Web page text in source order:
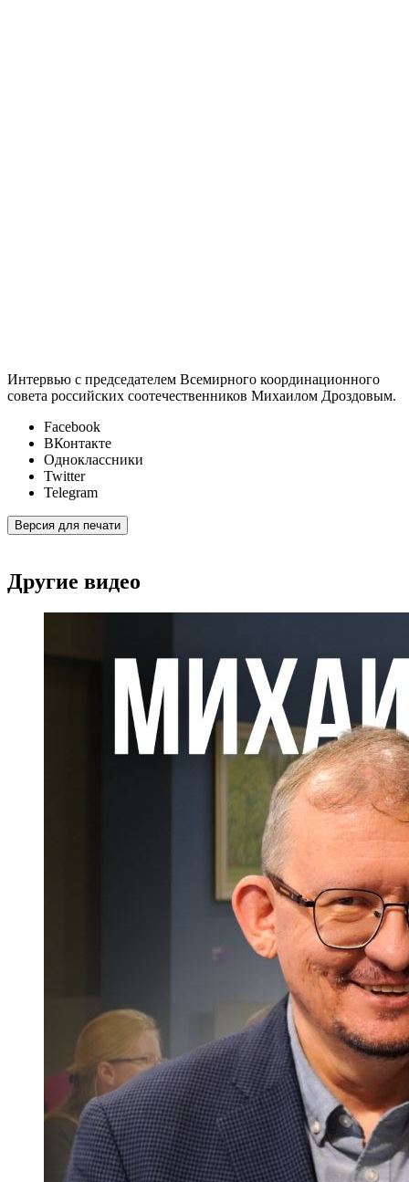
Интервью с председателем Всемирного координационного
совета российских соотечественников Михаилом Дроздовым.
Facebook
ВКонтакте
Одноклассники
Twitter
Telegram
Версия для печати
Другие видео